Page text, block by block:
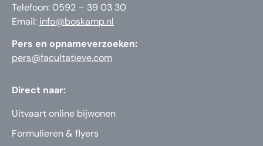
Telefoon: 0592 – 39 03 30
Email: info@boskamp.nl
Pers en opnameverzoeken:
pers@facultatieve.com
Direct naar:
Uitvaart online bijwonen
Formulieren & flyers